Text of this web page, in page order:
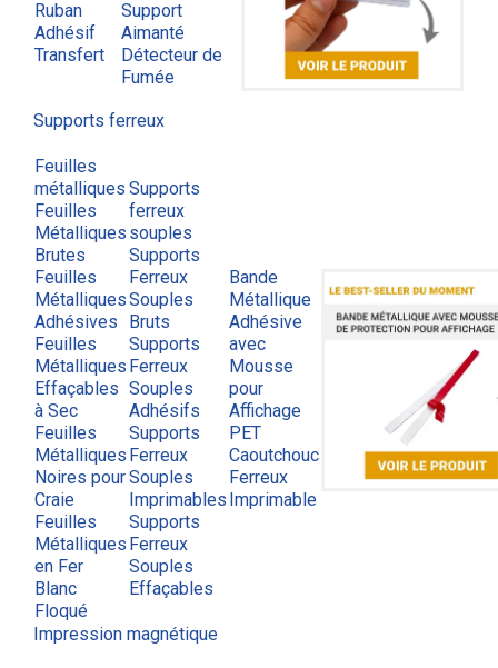
Ruban
Adhésif
Transfert
Support
Aimanté
Détecteur de
Fumée
Supports ferreux
Feuilles
métalliques
Feuilles
Métalliques
Brutes
Feuilles
Métalliques
Adhésives
Feuilles
Métalliques
Effaçables
à Sec
Feuilles
Métalliques
Noires pour
Craie
Feuilles
Métalliques
en Fer
Blanc
Floqué
Supports
ferreux
souples
Supports
Ferreux
Souples
Bruts
Supports
Ferreux
Souples
Adhésifs
Supports
Ferreux
Souples
Imprimables
Supports
Ferreux
Souples
Effaçables
Bande
Métallique
Adhésive
avec
Mousse
pour
Affichage
PET
Caoutchouc
Ferreux
Imprimable
Impression magnétique